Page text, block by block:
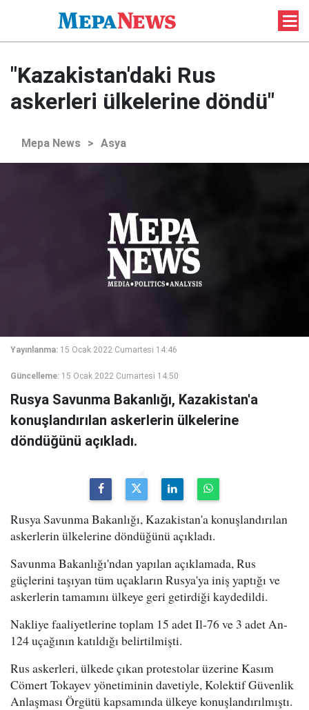
"Kazakistan'daki Rus
askerleri ülkelerine döndü"
Mepa News > Asya
Yayınlanma: 15 Ocak 2022 Cumartesi 14:46
Güncelleme: 15 Ocak 2022 Cumartesi 14:50
Rusya Savunma Bakanlığı, Kazakistan'a
konuşlandırılan askerlerin ülkelerine
döndüğünü açıkladı.
Rusya Savunma Bakanlığı, Kazakistan'a konuşlandırılan
askerlerin ülkelerine döndüğünü açıkladı.
Savunma Bakanlığı'ndan yapılan açıklamada, Rus
güçlerini taşıyan tüm uçakların Rusya'ya iniş yaptığı ve
askerlerin tamamını ülkeye geri getirdiği kaydedildi.
Nakliye faaliyetlerine toplam 15 adet Il-76 ve 3 adet An-
124 uçağının katıldığı belirtilmişti.
Rus askerleri, ülkede çıkan protestolar üzerine Kasım
Cömert Tokayev yönetiminin davetiyle, Kolektif Güvenlik
Anlaşması Örgütü kapsamında ülkeye konuşlandırılmıştı.